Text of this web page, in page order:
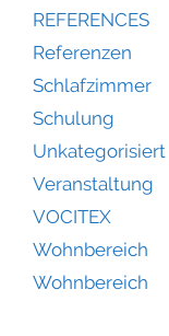
REFERENCES
Referenzen
Schlafzimmer
Schulung
Unkategorisiert
Veranstaltung
VOCITEX
Wohnbereich
Wohnbereich